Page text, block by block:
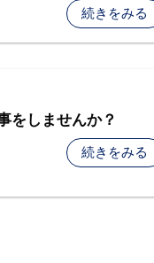
続きをみる
をしませんか？
続きをみる